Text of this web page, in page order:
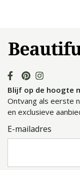
Blijf op de hoogte
Ontvang als eerste
en exclusieve
E-mailadres